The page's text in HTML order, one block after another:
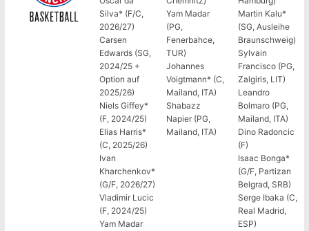
Silva* (F/C,
2026/27)
Carsen
Edwards (SG,
2024/25 +
Option auf
2025/26)
Niels Giffey*
(F, 2024/25)
Elias Harris*
(C, 2025/26)
Ivan
Kharchenkov*
(G/F, 2026/27)
Vladimir Lucic
(F, 2024/25)
Yam Madar
Yam Madar
(PG,
Fenerbahce,
TUR)
Johannes
Voigtmann* (C,
Mailand, ITA)
Shabazz
Napier (PG,
Mailand, ITA)
Martin Kalu*
(SG, Ausleihe
Braunschweig)
Sylvain
Francisco (PG,
Zalgiris, LIT)
Leandro
Bolmaro (PG,
Mailand, ITA)
Dino Radoncic
(F)
Isaac Bonga*
(G/F, Partizan
Belgrad, SRB)
Serge Ibaka (C,
Real Madrid,
ESP)